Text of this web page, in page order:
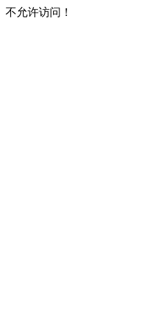
不允许访问！